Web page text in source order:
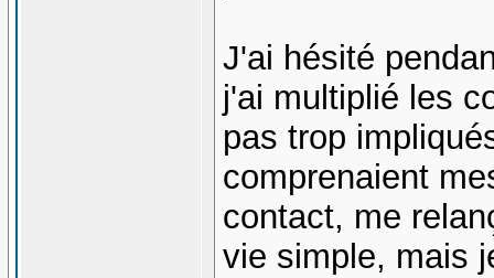
J'ai hésité
j'ai multiplié les
pas trop
comprenaient
contact, me
vie simple, mais